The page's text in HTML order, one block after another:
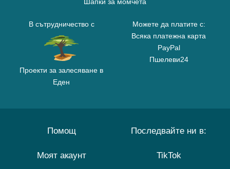
Шапки за момчета
В сътрудничество с
Проекти за залесяване в
Еден
Можете да платите с:
Всяка платежна карта
PayPal
Пшелеви24
Помощ
Моят акаунт
Последвайте ни в:
TikTok